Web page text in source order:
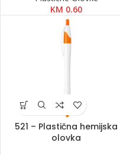
KM 0.60
521 – Plastična hemijska
olovka